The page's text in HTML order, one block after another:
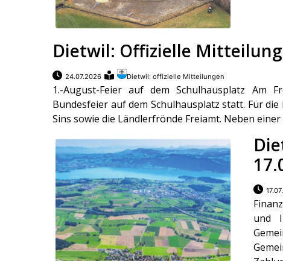
Dietwil: Offizielle
24.07.2026 Dietwil: offizielle Mitteilungen
1.-August-Feier auf dem Schulhausplatz
Bundesfeier auf dem Schulhausplatz statt. Für
Sins sowie die Ländlerfrönde Freiamt. Neben
und